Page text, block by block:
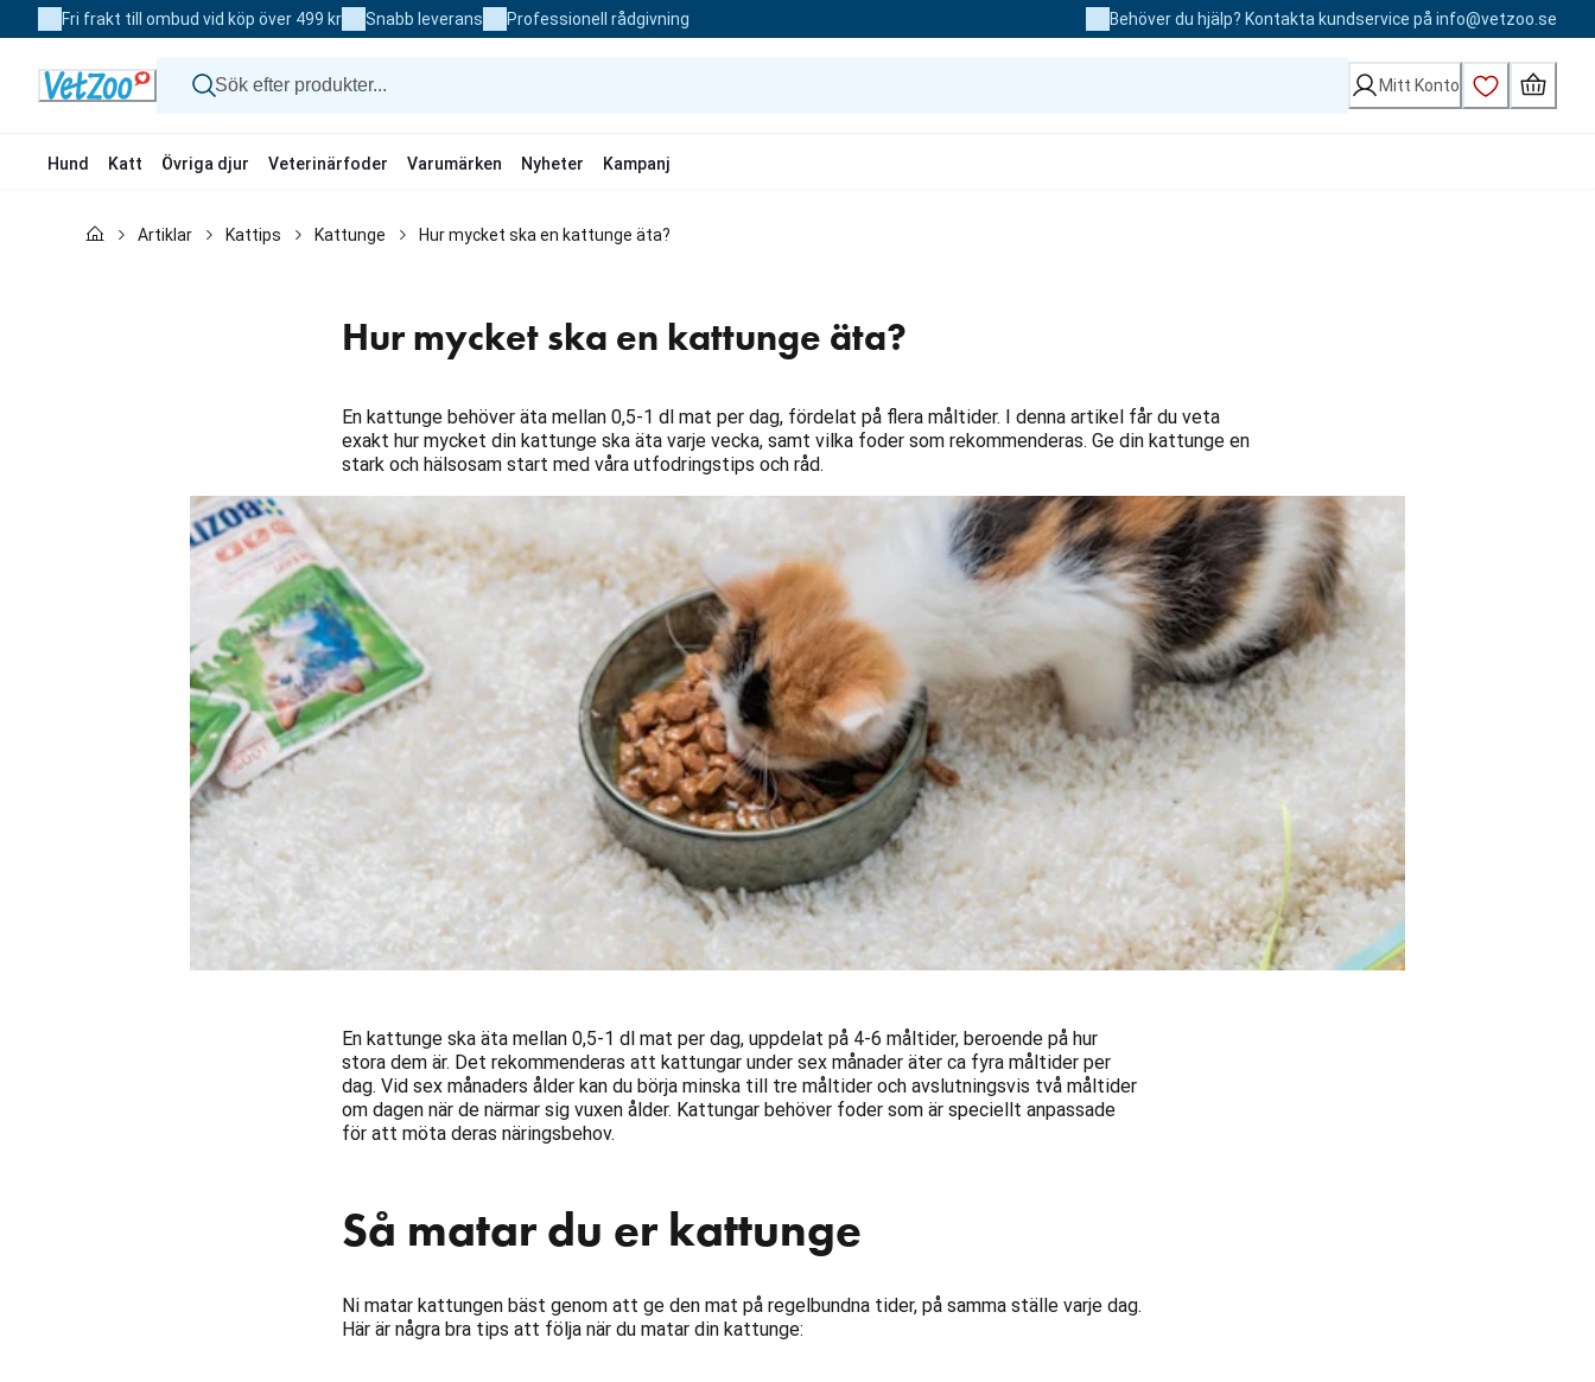
to
Fri frakt till ombud vid köp över 499 kr Snabb leverans Professionell rådgivning Behöver du hjälp? Kontakta kundservice på info@vetzoo.se
Mitt Konto
Hund Katt Övriga djur Veterinärfoder Varumärken Nyheter Kampanj
Artiklar Kattips Kattunge Hur mycket ska en kattunge äta?
Hur mycket ska en kattunge äta?
En kattunge behöver äta mellan 0,5-1 dl mat per dag, fördelat på flera måltider. I denna artikel får du veta
exakt hur mycket din kattunge ska äta varje vecka, samt vilka foder som rekommenderas. Ge din kattunge en
stark och hälsosam start med våra utfodringstips och råd.
En kattunge ska äta mellan 0,5-1 dl mat per dag, uppdelat på 4-6 måltider, beroende på hur
stora dem är. Det rekommenderas att kattungar under sex månader äter ca fyra måltider per
dag. Vid sex månaders ålder kan du börja minska till tre måltider och avslutningsvis två måltider
om dagen när de närmar sig vuxen ålder. Kattungar behöver foder som är speciellt anpassade
för att möta deras näringsbehov.
Så matar du er kattunge
Ni matar kattungen bäst genom att ge den mat på regelbundna tider, på samma ställe varje dag.
Här är några bra tips att följa när du matar din kattunge: